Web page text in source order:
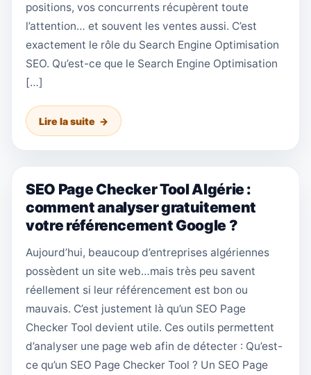
positions, vos concurrents récupèrent toute
l’attention… et souvent les ventes aussi. C’est
exactement le rôle du Search Engine Optimisation
SEO. Qu’est-ce que le Search Engine Optimisation
[…]
Lire la suite
SEO Page Checker Tool Algérie :
comment analyser gratuitement
votre référencement Google ?
Aujourd’hui, beaucoup d’entreprises algériennes
possèdent un site web…mais très peu savent
réellement si leur référencement est bon ou
mauvais. C’est justement là qu’un SEO Page
Checker Tool devient utile. Ces outils permettent
d’analyser une page web afin de détecter : Qu’est-
ce qu’un SEO Page Checker Tool ? Un SEO Page